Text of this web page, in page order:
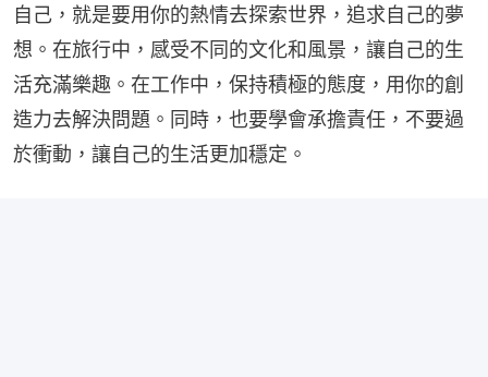
自己，就是要用你的熱情去探索世界，追求自己的夢
想。在旅行中，感受不同的文化和風景，讓自己的生
活充滿樂趣。在工作中，保持積極的態度，用你的創
造力去解決問題。同時，也要學會承擔責任，不要過
於衝動，讓自己的生活更加穩定。